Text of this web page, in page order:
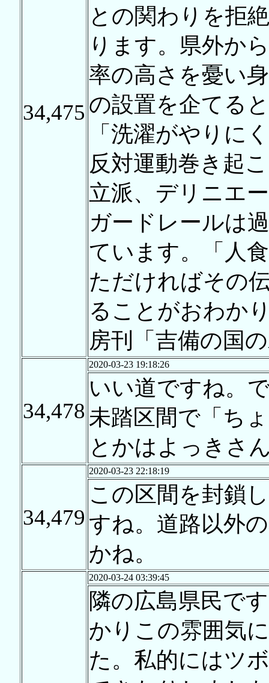
34,475
との関わりを拒
ります。県外か
率の高さを憂い
の設置を企てる
「洗濯がやりに
反対運動巻き起
立派、デリニエ
ガードレールは
ています。「人
ただければその
ることがおわか
房刊「吉備の国
34,478
2020-03-23 19:18:26
いい道ですね。
未踏区間で「ち
とかはよっきさ
34,479
2020-03-23 22:18:19
この区間を封鎖
すね。道路以外
かね。
2020-03-24 03:39:45
隣の広島県民で
かりこの雰囲気
た。私的にはツ